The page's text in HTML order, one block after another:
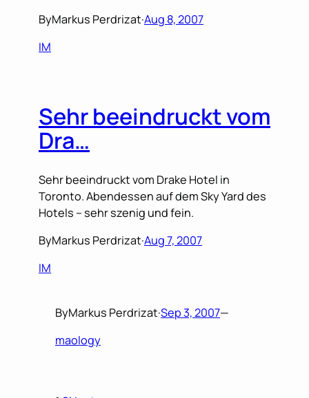
ByMarkus Perdrizat·Aug 8, 2007
IM
Sehr beeindruckt vom
Dra…
Sehr beeindruckt vom Drake Hotel in
Toronto. Abendessen auf dem Sky Yard des
Hotels – sehr szenig und fein.
ByMarkus Perdrizat·Aug 7, 2007
IM
ByMarkus Perdrizat·Sep 3, 2007—
maology